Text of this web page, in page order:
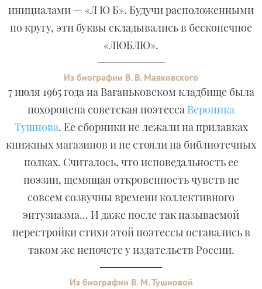
инициалами — «Л Ю Б». Будучи расположенными
по кругу, эти буквы складывались в бесконечное
«ЛЮБЛЮ».
Из биографии В. В. Маяковского
7 июля 1965 года на Ваганьковском кладбище была
похоронена советская поэтесса Вероника
Тушнова. Ее сборники не лежали на прилавках
книжных магазинов и не стояли на библиотечных
полках. Считалось, что исповедальность ее
поэзии, щемящая откровенность чувств не
совсем созвучны времени коллективного
энтузиазма… И даже после так называемой
перестройки стихи этой поэтессы оставались в
таком же непочете у издательств России.
Из биографии В. М. Тушновой